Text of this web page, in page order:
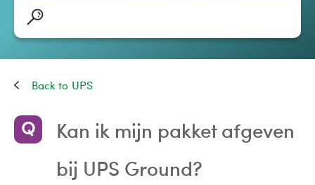
UPS
Kan ik mijn pakket afgeven
bij UPS Ground?